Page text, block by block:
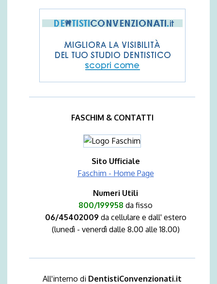
FASCHIM & CONTATTI
Sito Ufficiale
Faschim - Home Page
Numeri Utili
800/199958 da fisso
06/45402009 da cellulare e dall' estero
(lunedì - venerdì dalle 8.00 alle 18.00)
All'interno di DentistiConvenzionati.it